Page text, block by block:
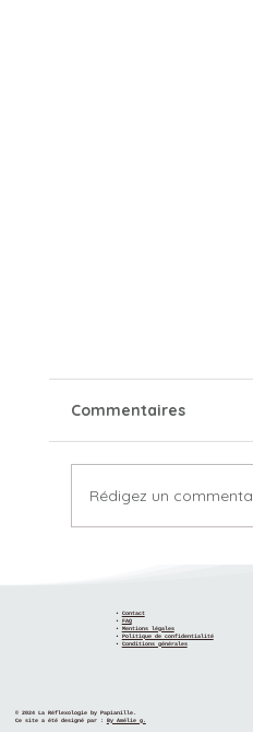
Pourquoi
Commentaires
Rédigez un
• Contact
• FAQ
• Mentions légales
• Politique de confidentialité
• Conditions générales
© 2024 La Réflexologie by Papianille.
Ce site a été designé par : By Amélie g.